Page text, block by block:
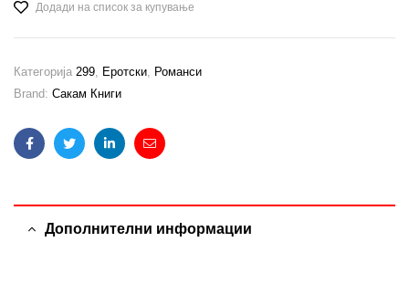
Додади на список за купување
Категорија 299, Еротски, Романси
Brand: Сакам Книги
FacebookTwitterLinkedinEmail
Дополнителни информации